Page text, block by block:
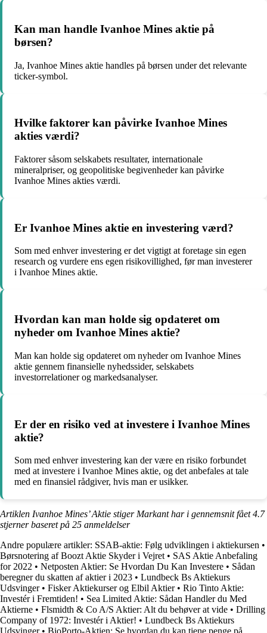
Kan man handle Ivanhoe Mines aktie på
børsen?
Ja, Ivanhoe Mines aktie handles på børsen under det relevante
ticker-symbol.
Hvilke faktorer kan påvirke Ivanhoe Mines
akties værdi?
Faktorer såsom selskabets resultater, internationale
mineralpriser, og geopolitiske begivenheder kan påvirke
Ivanhoe Mines akties værdi.
Er Ivanhoe Mines aktie en investering værd?
Som med enhver investering er det vigtigt at foretage sin egen
research og vurdere ens egen risikovillighed, før man investerer
i Ivanhoe Mines aktie.
Hvordan kan man holde sig opdateret om
nyheder om Ivanhoe Mines aktie?
Man kan holde sig opdateret om nyheder om Ivanhoe Mines
aktie gennem finansielle nyhedssider, selskabets
investorrelationer og markedsanalyser.
Er der en risiko ved at investere i Ivanhoe Mines
aktie?
Som med enhver investering kan der være en risiko forbundet
med at investere i Ivanhoe Mines aktie, og det anbefales at tale
med en finansiel rådgiver, hvis man er usikker.
Artiklen Ivanhoe Mines’ Aktie stiger Markant har i gennemsnit fået4.7
stjerner baseret på 25 anmeldelser
Andre populære artikler: SSAB-aktie: Følg udviklingen i aktiekursen •
Børsnotering af Boozt Aktie Skyder i Vejret • SAS Aktie Anbefaling
for 2022 • Netposten Aktier: Se Hvordan Du Kan Investere • Sådan
beregner du skatten af aktier i 2023 • Lundbeck Bs Aktiekurs
Udsvinger• Fisker Aktiekurser og Elbil Aktier• Rio Tinto Aktie:
Investér i Fremtiden! • Sea Limited Aktie: Sådan Handler du Med
Aktierne • Flsmidth & Co A/S Aktier: Alt du behøver at vide • Drilling
Company of 1972: Investér i Aktier! • Lundbeck Bs Aktiekurs